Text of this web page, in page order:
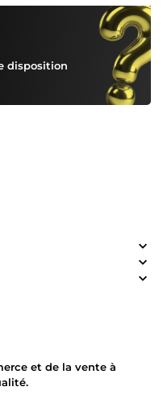
disposition
et de la vente à